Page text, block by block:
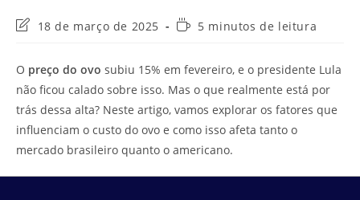
Última
post:
18 de março de 2025
Tempo5 minutos de leitura
O preço do ovo subiu 15% em fevereiro, e o presidente Lula
não ficou calado sobre isso. Mas o que realmente está por
trás dessa alta? Neste artigo, vamos explorar os fatores que
influenciam o custo do ovo e como isso afeta tanto o
mercado brasileiro quanto o americano.